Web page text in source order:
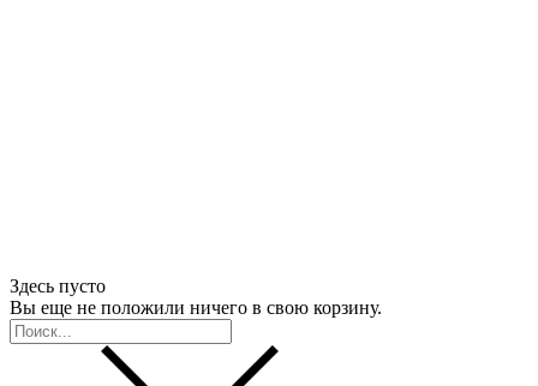
Здесь пусто
Вы еще не положили ничего в свою корзину.